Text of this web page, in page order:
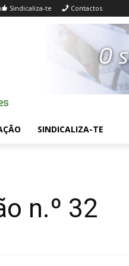
Sindicaliza-te Contactos
SINDICALIZA-TE
n.º 32